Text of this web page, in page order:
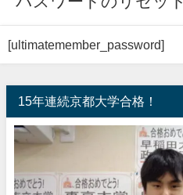
[ultimatemember_password]
15年連続京都大学合格！